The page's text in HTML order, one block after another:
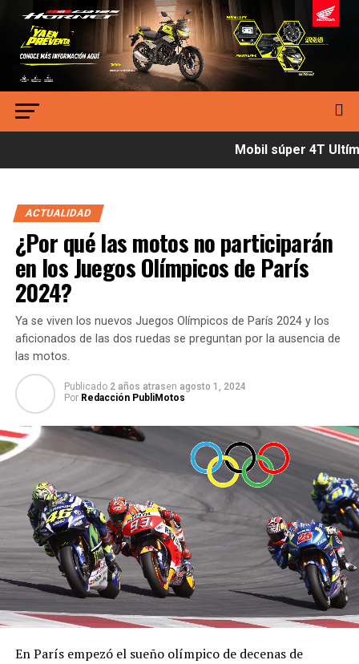
Mobil súper 4T
ACTUALIDAD
¿Por qué las motos no participarán
en los Juegos Olímpicos de París
2024?
Ya se viven los nuevos Juegos Olímpicos de París 2024 y los
aficionados de las dos ruedas se preguntan por la ausencia de
las motos.
Publicado 2 años atrasen agosto 1, 2024
Por Redacción PubliMotos
En París empezó el sueño olímpico de decenas de